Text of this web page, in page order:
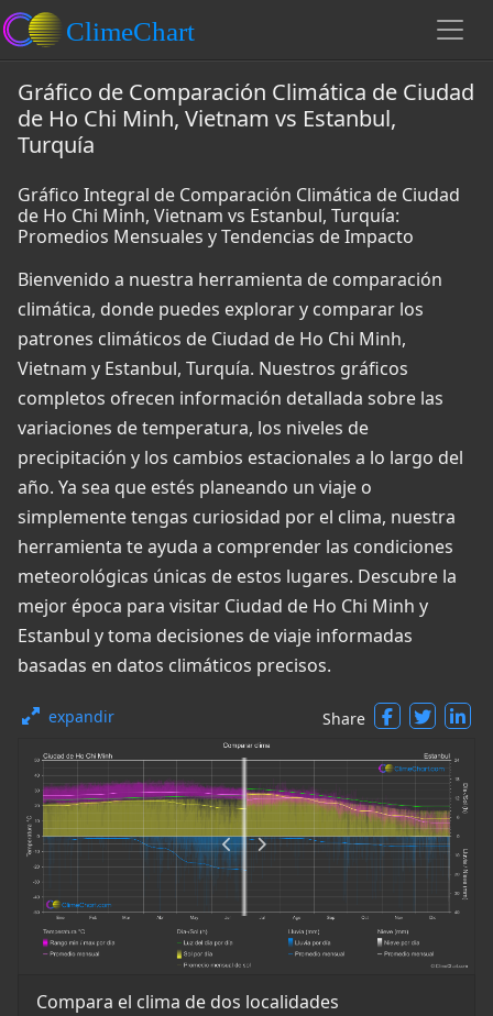
Gráfico de Comparación Climática de Ciudad
de Ho Chi Minh, Vietnam vs Estanbul,
Turquía
Gráfico Integral de Comparación Climática de Ciudad
de Ho Chi Minh, Vietnam vs Estanbul, Turquía:
Promedios Mensuales y Tendencias de Impacto
Bienvenido a nuestra herramienta de comparación
climática, donde puedes explorar y comparar los
patrones climáticos de Ciudad de Ho Chi Minh,
Vietnam y Estanbul, Turquía. Nuestros gráficos
completos ofrecen información detallada sobre las
variaciones de temperatura, los niveles de
precipitación y los cambios estacionales a lo largo del
año. Ya sea que estés planeando un viaje o
simplemente tengas curiosidad por el clima, nuestra
herramienta te ayuda a comprender las condiciones
meteorológicas únicas de estos lugares. Descubre la
mejor época para visitar Ciudad de Ho Chi Minh y
Estanbul y toma decisiones de viaje informadas
basadas en datos climáticos precisos.
expandir Share
Compara el clima de dos localidades